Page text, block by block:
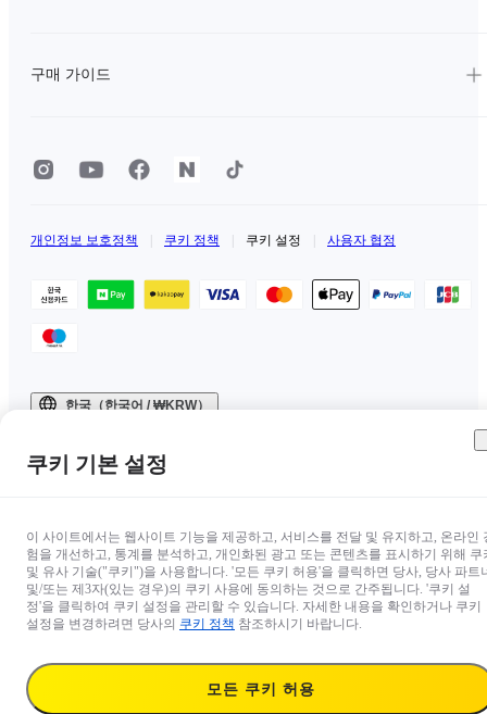
구매 가이드
개인정보 보호정책 쿠키 정책 쿠키 설정 사용자 협정
한국（한국어 / ₩KRW）
쿠키 기본 설정
이 사이트에서는 웹사이트 기능을 제공하고, 서비스를 전달 및 유지하고, 온라인
험을 개선하고, 통계를 분석하고, 개인화된 광고 또는 콘텐츠를 표시하기 위해 쿠
및 유사 기술("쿠키")을 사용합니다. '모든 쿠키 허용'을 클릭하면 당사, 당사 파트
및/또는 제3자(있는 경우)의 쿠키 사용에 동의하는 것으로 간주됩니다. '쿠키 설
정'을 클릭하여 쿠키 설정을 관리할 수 있습니다. 자세한 내용을 확인하거나 쿠키
설정을 변경하려면 당사의 쿠키 정책 참조하시기 바랍니다.
모든 쿠키 허용